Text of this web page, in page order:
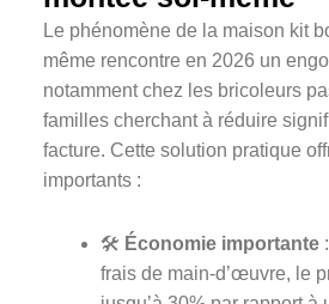
Le phénomène de la maison kit
même rencontre en 2026 un
notamment chez les bricoleurs
familles cherchant à réduire
facture. Cette solution pratique
importants :
🛠️ Économie importante
frais de main-d’œuvre, le